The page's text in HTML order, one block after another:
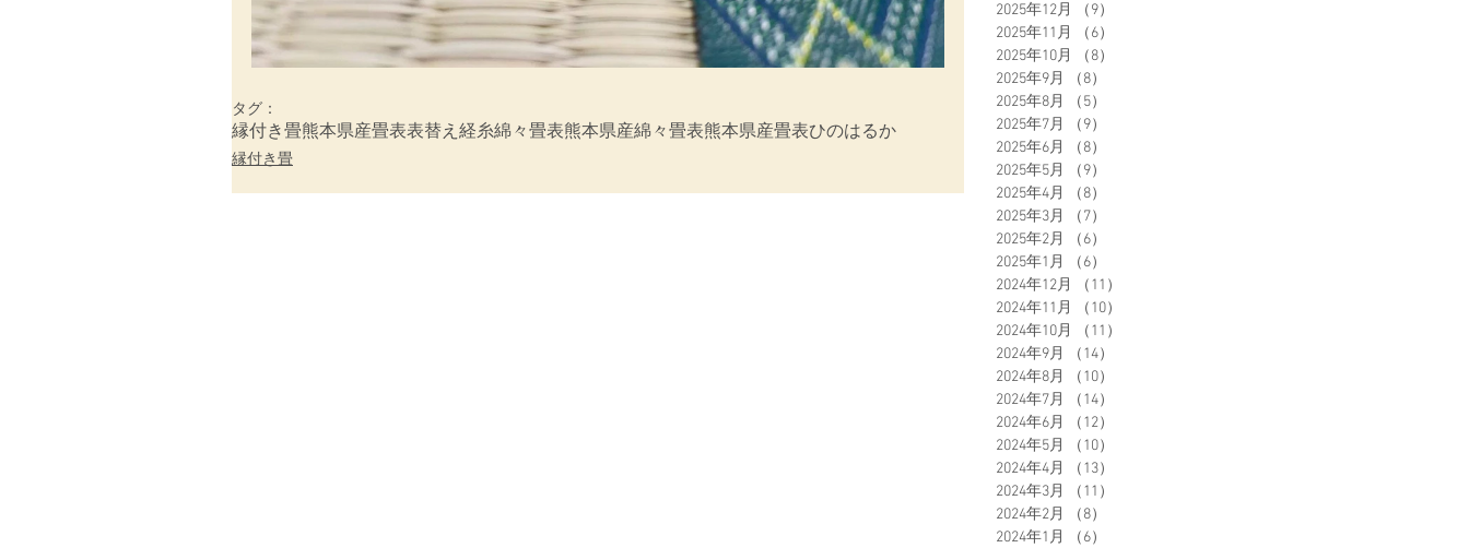
タグ：
縁付き畳熊本県産畳表表替え経糸綿々畳表熊本県産綿々畳表熊本県産畳表ひのはるか
縁付き畳
2025年12月
（9）
2025年11月
（6）
2025年10月
（8）
2025年9月
（8）
2025年8月
（5）
2025年7月
（9）
2025年6月
（8）
2025年5月
（9）
2025年4月
（8）
2025年3月
（7）
2025年2月
（6）
2025年1月
（6）
2024年12月
（11）
2024年11月
（10）
2024年10月
（11）
2024年9月
（14）
2024年8月
（10）
2024年7月
（14）
2024年6月
（12）
2024年5月
（10）
2024年4月
（13）
2024年3月
（11）
2024年2月
（8）
2024年1月
（6）